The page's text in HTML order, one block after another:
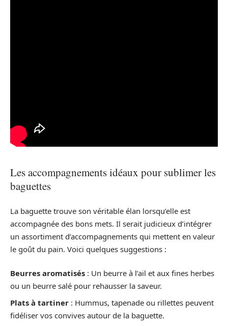
Les accompagnements idéaux pour sublimer les
baguettes
La baguette trouve son véritable élan lorsqu’elle est
accompagnée des bons mets. Il serait judicieux d’intégrer
un assortiment d’accompagnements qui mettent en valeur
le goût du pain. Voici quelques suggestions :
Beurres aromatisés : Un beurre à l’ail et aux fines herbes
ou un beurre salé pour rehausser la saveur.
Plats à tartiner : Hummus, tapenade ou rillettes peuvent
fidéliser vos convives autour de la baguette.